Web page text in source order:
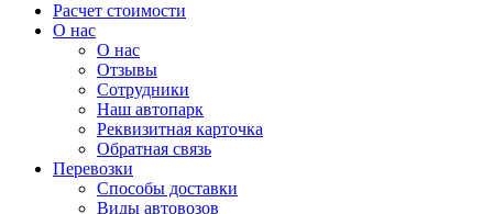
Расчет стоимости
О нас
О нас
Отзывы
Сотрудники
Наш автопарк
Реквизитная карточка
Обратная связь
Перевозки
Способы доставки
Виды автовозов